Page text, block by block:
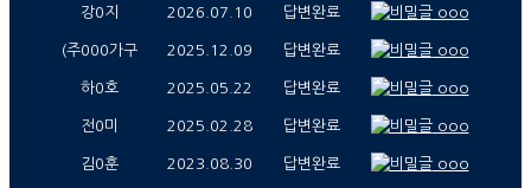
강0지 2026.07.10 답변완료 ooo
(주000가구 2025.12.09 답변완료 ooo
하0호 2025.05.22 답변완료 ooo
전0미 2025.02.28 답변완료 ooo
김0훈 2023.08.30 답변완료 ooo